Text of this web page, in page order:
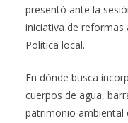
presentó ante la
iniciativa de reformas
Política local.
En dónde busca
cuerpos de agua,
patrimonio ambiental